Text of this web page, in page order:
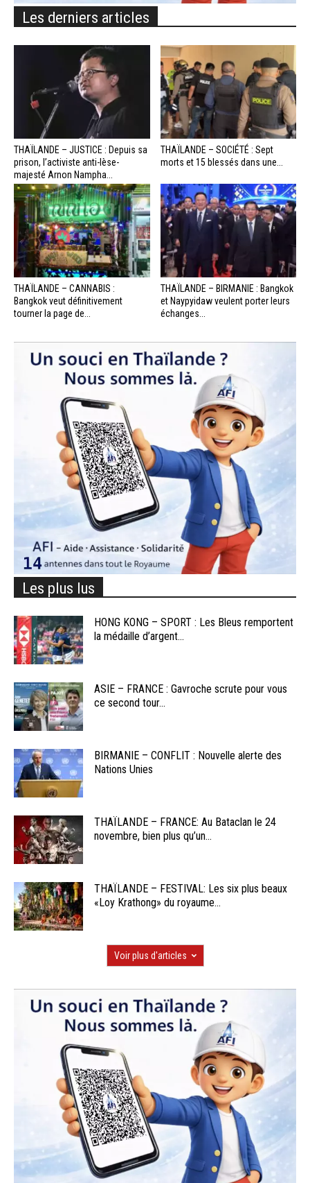
Les derniers articles
THAÏLANDE – JUSTICE : Depuis sa
prison, l’activiste anti-lèse-
majesté Arnon Nampha...
THAÏLANDE – SOCIÉTÉ : Sept
morts et 15 blessés dans une...
THAÏLANDE – CANNABIS :
Bangkok veut définitivement
tourner la page de...
THAÏLANDE – BIRMANIE : Bangkok
et Naypyidaw veulent porter leurs
échanges...
Les plus lus
HONG KONG – SPORT : Les Bleus remportent
la médaille d’argent...
ASIE – FRANCE : Gavroche scrute pour vous
ce second tour...
BIRMANIE – CONFLIT : Nouvelle alerte des
Nations Unies
THAÏLANDE – FRANCE: Au Bataclan le 24
novembre, bien plus qu’un...
THAÏLANDE – FESTIVAL: Les six plus beaux
«Loy Krathong» du royaume...
Voir plus d'articles